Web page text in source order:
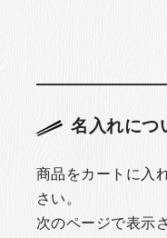
名入れにつ
商品をカートに入
さい。
次のページで表示